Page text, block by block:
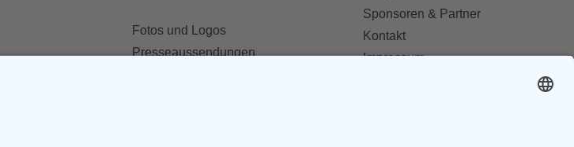
Fotos und Logos
Presseaussendungen
Sponsoren & Partner
Kontakt
Impressum